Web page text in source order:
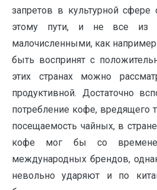
запретов в культурной
этому пути, и не все из
малочисленными, как
быть воспринят с
этих странах можно
продуктивной. Достаточно
потребление кофе, вредящего
посещаемость чайных, в
кофе мог бы со
международных брендов,
невольно ударяют и по